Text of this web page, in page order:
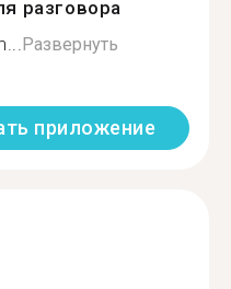
разговора
Развернуть
приложение